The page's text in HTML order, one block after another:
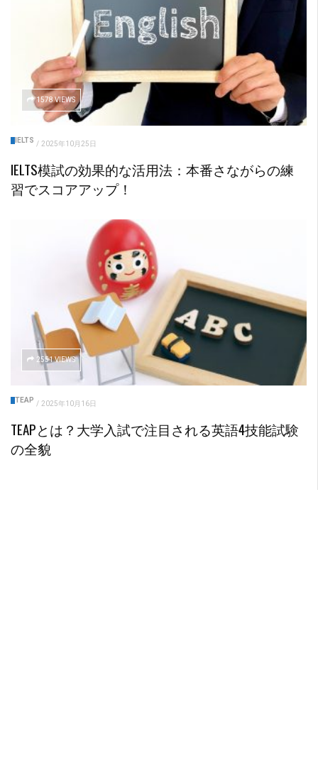
1578 VIEWS
IELTS / 2025年10月25日
IELTS模試の効果的な活用法：本番さながらの練
習でスコアアップ！
2551 VIEWS
TEAP / 2025年10月16日
TEAPとは？大学入試で注目される英語4技能試験
の全貌